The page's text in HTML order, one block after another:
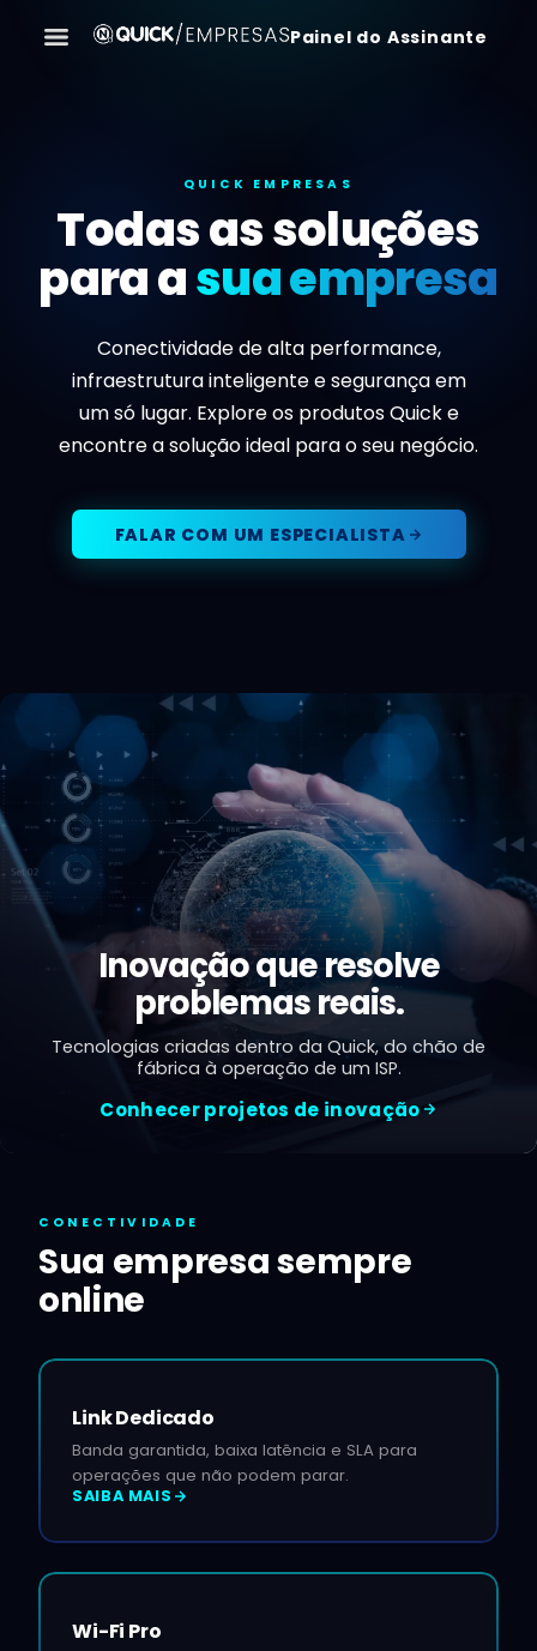
Painel do Assinante
QUICK EMPRESAS
Todas as soluções
para asua empresa
Conectividade de alta performance,
infraestrutura inteligente e segurança em
um só lugar. Explore os produtos Quick e
encontre a solução ideal para o seu negócio.
FALAR COM UM ESPECIALISTA
Inovação que resolve
problemas reais.
Tecnologias criadas dentro da Quick, do chão de
fábrica à operação de um ISP.
Conhecer projetos de inovação
CONECTIVIDADE
Sua empresa sempre
online
Link Dedicado
Banda garantida, baixa latência e SLA para
operações que não podem parar.
SAIBA MAIS
Wi-Fi Pro